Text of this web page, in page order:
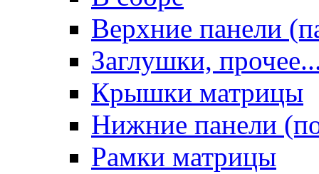
Верхние панели
Заглушки,
Крышки матрицы
Нижние панели
Рамки матрицы